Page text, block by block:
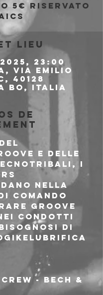
5€ riservato
lieu
23:00
Via Emilio
40128
BO, Italia
de
del
e delle
i
nella
comando
groove
condotti
di
- Bech &